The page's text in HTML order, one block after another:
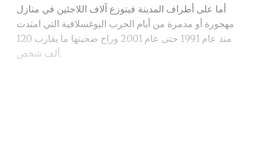
أما على أطراف المدينة فيتوزع آلاف اللاجئين في منازل
مهجورة أو مدمرة من أيام الحرب اليوغسلافية التي امتدت
منذ عام 1991 حتى عام 2001 وراح ضحيتها ما يقارب 120
ألف شخص.